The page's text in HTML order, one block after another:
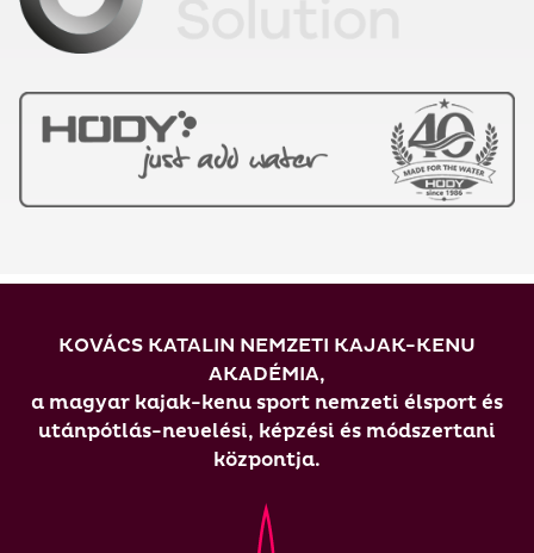
KOVÁCS KATALIN NEMZETI KAJAK-KENU
AKADÉMIA,
a magyar kajak-kenu sport nemzeti élsport és
utánpótlás-nevelési, képzési és módszertani
központja.